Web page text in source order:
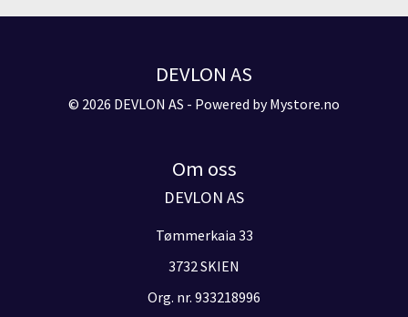
DEVLON AS
© 2026 DEVLON AS - Powered byMystore.no
Om oss
DEVLON AS
Tømmerkaia 33
3732 SKIEN
Org. nr. 933218996